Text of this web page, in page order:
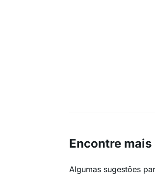
Encontre
Algumas sugestões